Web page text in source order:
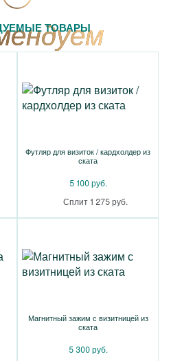
ТОВАРЫ
Футляр для визиток / кардхолдер из
ската
5 100 руб.
Сплит 1 275 руб.
Магнитный зажим с визитницей из
ската
5 300 руб.